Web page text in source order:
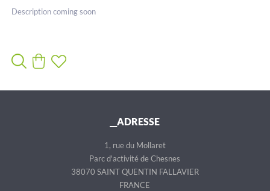
Description coming soon
__ADRESSE
1, rue du Mollaret
Parc d'activité de Chesnes
38070 SAINT QUENTIN FALLAVIER
FRANCE